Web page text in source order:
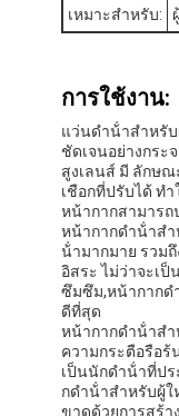
เหมาะสําหรับ:
การใช้งาน:
แว่นดําน้ําสําหรั
ชัดเจนอย่างกร
สูงเลนส์ มี ลักษณ
เชือกที่ปรับได้ ทํ
หน้ากากสามารถ
หน้ากากดําน้ําสํา
น้ํามากมาย รวม
อิสระ ไม่ว่าจะเ
ซึมซึม,หน้ากากดํ
ดีที่สุด
หน้ากากดําน้ําสํ
ความกระตือรือร้
เป็นนักดําน้ําที่ป
กดําน้ําสําหรับผู้
ขาดด้วยการสร้